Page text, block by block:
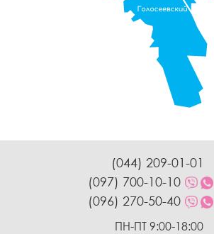
(044) 209-01-01
(097) 700-10-10
(096) 270-50-40
ПН-ПТ 9:00-18:00